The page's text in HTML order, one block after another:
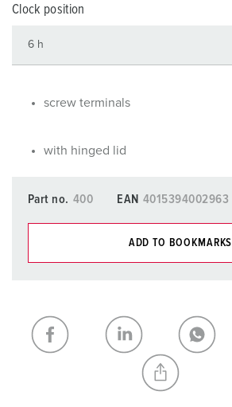
Clock position
screw terminals
with hinged lid
Part no. 400 EAN 4015394002963
ADD TO BOOKMARKS
My list
CREATE A NEW LIST